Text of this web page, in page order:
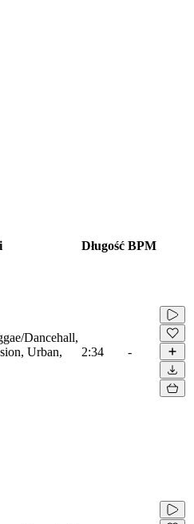
Długość BPM
Dancehall,
Urban,
2:34 -